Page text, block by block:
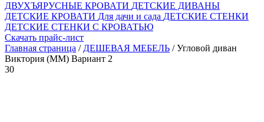
ДВУХЪЯРУСНЫЕ КРОВАТИ ДЕТСКИЕ ДИВАНЫ
ДЕТСКИЕ КРОВАТИ Для дачи и сада ДЕТСКИЕ СТЕНКИ
ДЕТСКИЕ СТЕНКИ С КРОВАТЬЮ
Скачать прайс-лист
Главная страница / ДЕШЕВАЯ МЕБЕЛЬ / Угловой диван
Виктория (ММ) Вариант 2
30